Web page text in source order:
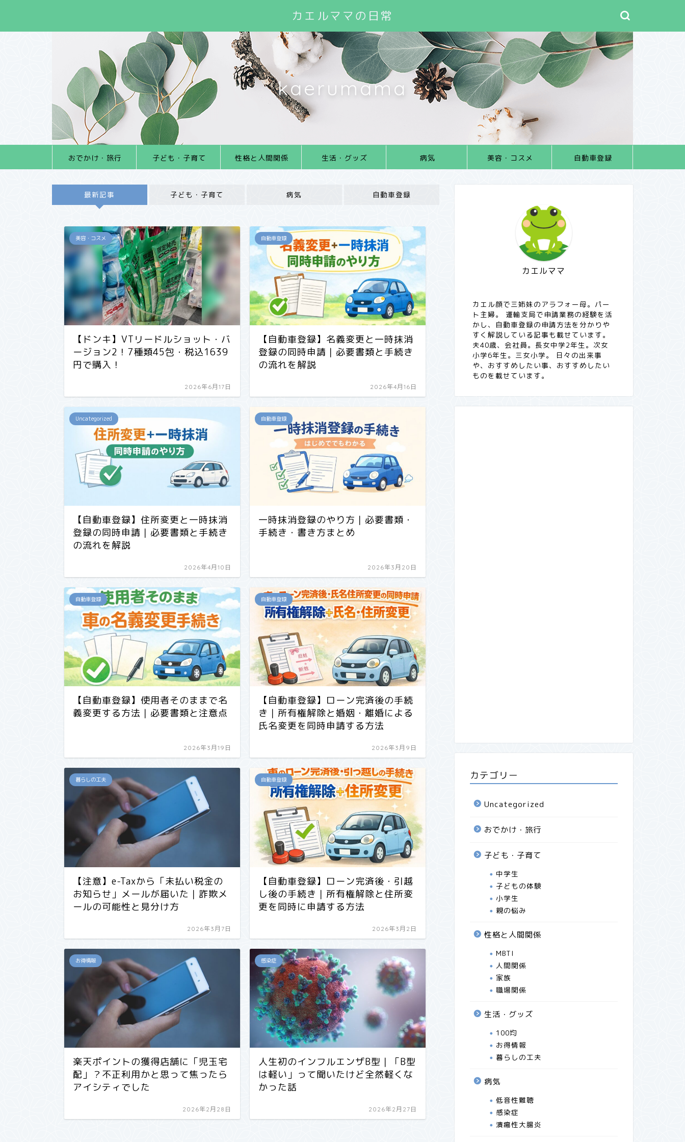
カエルママの日常
kaerumama
おでかけ・旅行 子ども・子育て 性格と人間関係 生活・グッズ 病気 美容・コスメ 自動車登録
最新記事 子ども・子育て 病気 自動車登録
美容・コスメ
【ドンキ】VTリードルショット・バ
ージョン2！7種類45包・税込1639
円で購入！
2026年6月17日
自動車登録
【自動車登録】名義変更と一時抹消
登録の同時申請｜必要書類と手続き
の流れを解説
2026年4月16日
Uncategorized
【自動車登録】住所変更と一時抹消
登録の同時申請｜必要書類と手続き
の流れを解説
2026年4月10日
自動車登録
一時抹消登録のやり方｜必要書類・
手続き・書き方まとめ
2026年3月20日
自動車登録
【自動車登録】使用者そのままで名
義変更する方法｜必要書類と注意点
2026年3月19日
自動車登録
【自動車登録】ローン完済後の手続
き｜所有権解除と婚姻・離婚による
氏名変更を同時申請する方法
2026年3月9日
暮らしの工夫
【注意】e-Taxから「未払い税金の
お知らせ」メールが届いた｜詐欺メ
ールの可能性と見分け方
2026年3月7日
自動車登録
【自動車登録】ローン完済後・引越
し後の手続き｜所有権解除と住所変
更を同時に申請する方法
2026年3月2日
お得情報
楽天ポイントの獲得店舗に「児玉宅
配」？不正利用かと思って焦ったら
アイシティでした
2026年2月28日
感染症
人生初のインフルエンザB型｜「B型
は軽い」って聞いたけど全然軽くな
かった話
2026年2月27日
中学2年生。友達関係が見えなくな
ってきて、親の方が不安になる。楽
しくないクラスでも、悪いことばか
りじゃないと思えた理由
ント
中学生
中学校のフリー参観に行ってきまし
数がかなり少なく、ゆっくり観れて
男の子ママ「男の子はすぐ鉛筆とか
消しゴムとか無くすの～」うちの次
女は女の子だけど、同じく色々なも
カエルママ
カエル顔で三姉妹のアラフォー母。パー
ト主婦。 運輸支局で申請業務の経験を活
かし、自動車登録の申請方法を分かりや
すく解説している記事も載せています。
夫40歳、会社員。長女中学2年生。次女
小学6年生。三女小学。 日々の出来事
や、おすすめしたい事、おすすめしたい
ものを載せています。
カテゴリー
Uncategorized
おでかけ・旅行
子ども・子育て
中学生
子どもの体験
小学生
親の悩み
性格と人間関係
MBTI
人間関係
家族
職場関係
生活・グッズ
100均
お得情報
暮らしの工夫
病気
低音性難聴
感染症
潰瘍性大腸炎